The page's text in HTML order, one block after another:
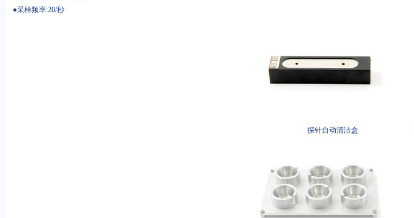
●采样频率:20/秒
探针自动清洁盒